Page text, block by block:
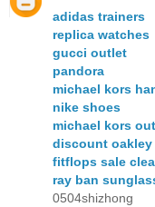
adidas trainers
replica watches
gucci outlet
pandora
michael kors
nike shoes
michael kors
discount
fitflops sale
ray ban
0504shizhong